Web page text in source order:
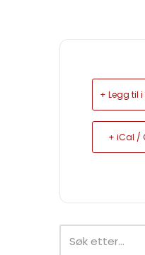
+ Legg til
+ iCal /